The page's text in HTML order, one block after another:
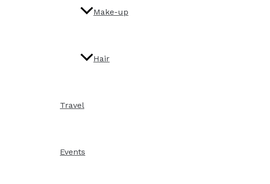
Make-up
Hair
Travel
Events